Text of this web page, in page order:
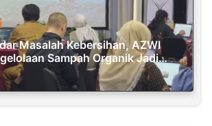
Masalah Kebersihan, AZWI
Sampah Organik Jadi